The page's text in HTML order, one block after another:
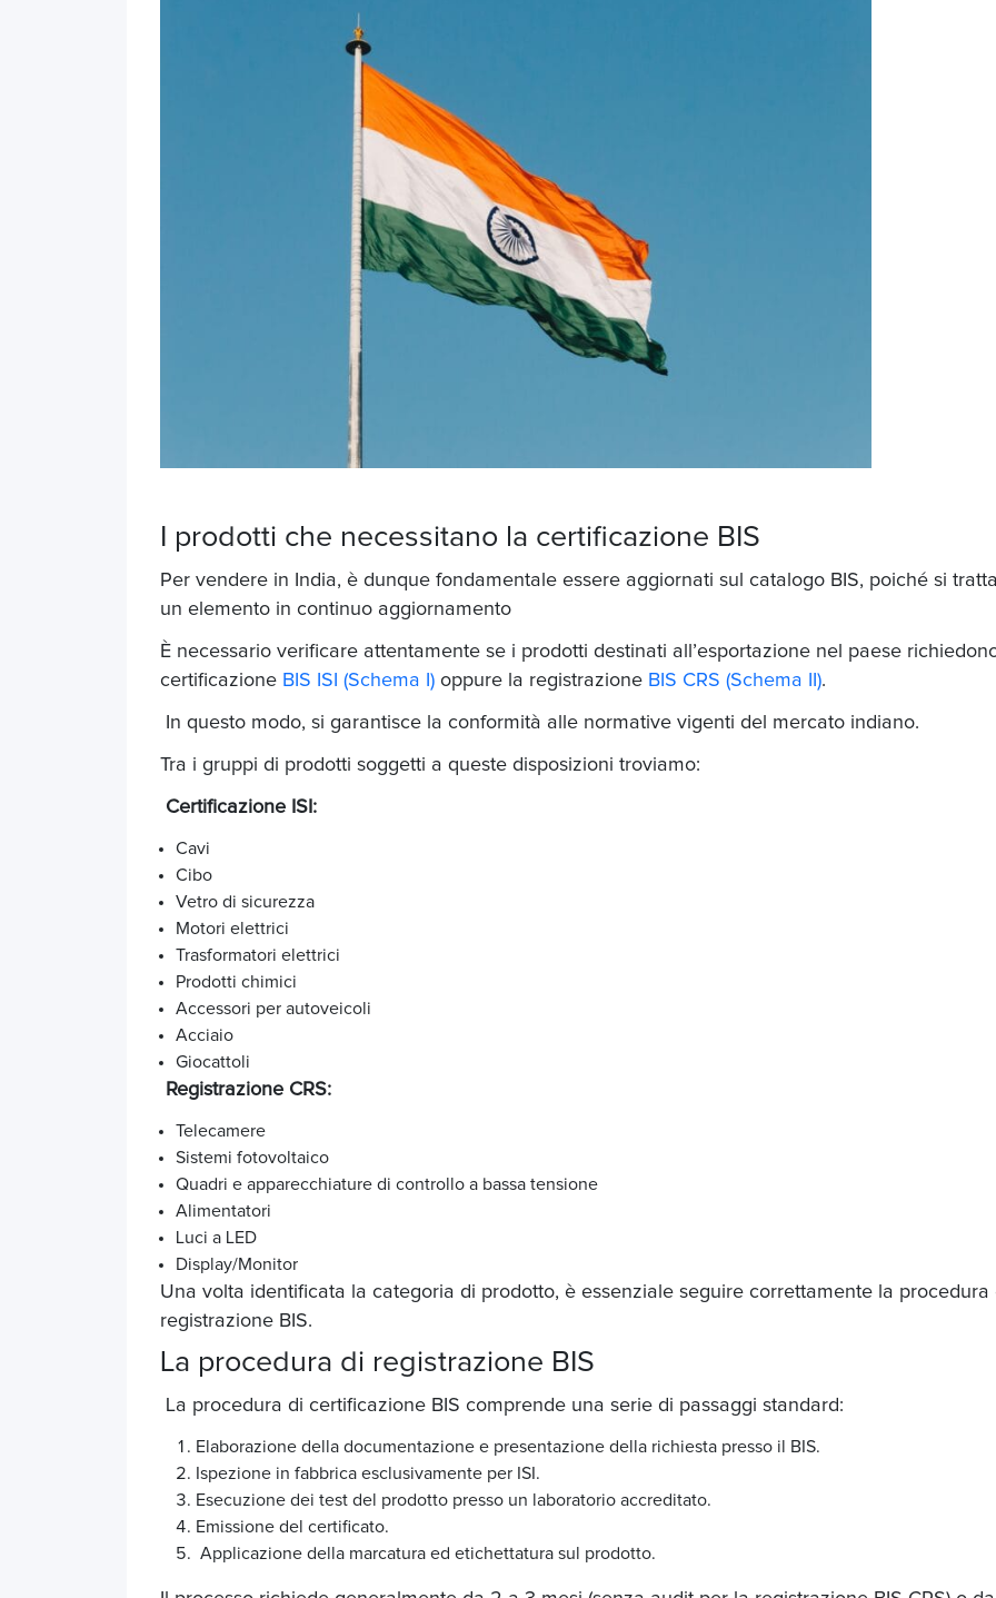
I prodotti che necessitano la certificazione BIS
Per vendere in India, è dunque fondamentale essere aggiornati sul catalogo BIS, poiché si
un elemento in continuo aggiornamento
È necessario verificare attentamente se i prodotti destinati all’esportazione nel paese
certificazione BIS ISI (Schema I) oppure la registrazione BIS CRS (Schema II).
In questo modo, si garantisce la conformità alle normative vigenti del mercato indiano.
Tra i gruppi di prodotti soggetti a queste disposizioni troviamo:
Certificazione ISI:
Cavi
Cibo
Vetro di sicurezza
Motori elettrici
Trasformatori elettrici
Prodotti chimici
Accessori per autoveicoli
Acciaio
Giocattoli
Registrazione CRS:
Telecamere
Sistemi fotovoltaico
Quadri e apparecchiature di controllo a bassa tensione
Alimentatori
Luci a LED
Display/Monitor
Una volta identificata la categoria di prodotto, è essenziale seguire correttamente la procedura
registrazione BIS.
La procedura di registrazione BIS
La procedura di certificazione BIS comprende una serie di passaggi standard:
Elaborazione della documentazione e presentazione della richiesta presso il BIS.
Ispezione in fabbrica esclusivamente per ISI.
Esecuzione dei test del prodotto presso un laboratorio accreditato.
Emissione del certificato.
Applicazione della marcatura ed etichettatura sul prodotto.